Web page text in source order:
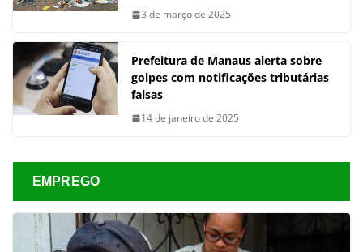
3 de março de 2025
Prefeitura de Manaus alerta sobre
golpes com notificações tributárias
falsas
14 de janeiro de 2025
EMPREGO